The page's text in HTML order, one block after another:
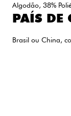
Algodão, 38%
PAÍS DE
Brasil ou China,